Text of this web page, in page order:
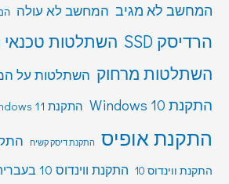
המחשב לא מגיב המחשב לא עולה
הרדיסק SSD
השתלטות טכנאי
השתלטות מרחוק השתלטות על
התקנת Windows 10 התקנת Windows 11
התקנת אופיס התקנת דיסק קשיח
התקנת ווינדוס 10 התקנת ווינדוס 10 בעברית